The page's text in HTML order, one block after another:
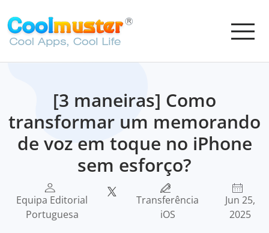
[3 maneiras] Como
transformar um memorando
de voz em toque no iPhone
sem esforço?
Equipa Editorial
Portuguesa
Transferência
iOS
Jun 25,
2025